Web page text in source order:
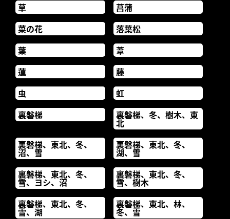
草
菖蒲
菜の花
落葉松
葉
葦
蓮
藤
虫
虹
裏磐梯
裏磐梯、冬、樹木、東
北
裏磐梯、東北、冬、
沼、雪
裏磐梯、東北、冬、
湖、雪
裏磐梯、東北、冬、
雪、ヨシ、沼
裏磐梯、東北、冬、
雪、樹木
裏磐梯、東北、冬、
雪、湖
裏磐梯、東北、林、
冬、雪